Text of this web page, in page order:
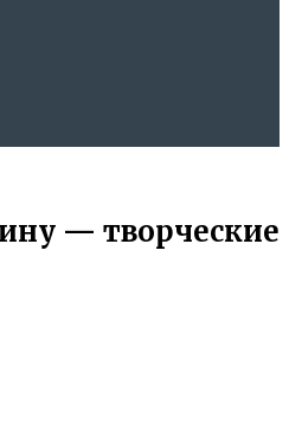
— творческие